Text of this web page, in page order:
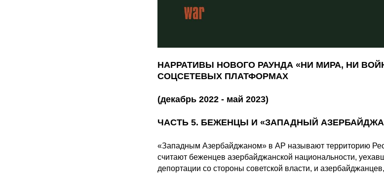
НАРРАТИВЫ НОВОГО РАУНДА «‎НИ МИРА, НИ
СОЦСЕТЕВЫХ ПЛАТФОРМАХ
(декабрь 2022 - май 2023)
ЧАСТЬ 5. БЕЖЕНЦЫ И «ЗАПАДНЫЙ
«Западным Азербайджаном» в АР называют территорию
считают беженцев азербайджанской национальности,
депортации со стороны советской власти, и